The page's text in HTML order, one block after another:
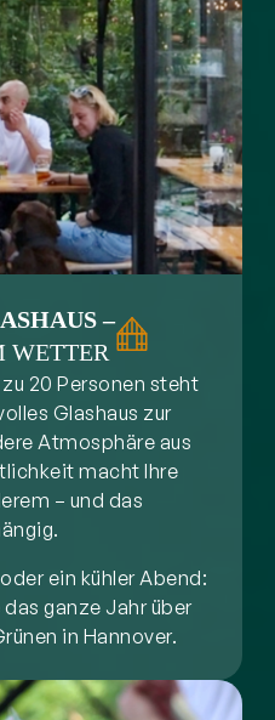
–
WETTER
20 Personen steht
Glashaus zur
Atmosphäre aus
macht Ihre
– und das
ein kühler Abend:
ganze Jahr über
in Hannover.